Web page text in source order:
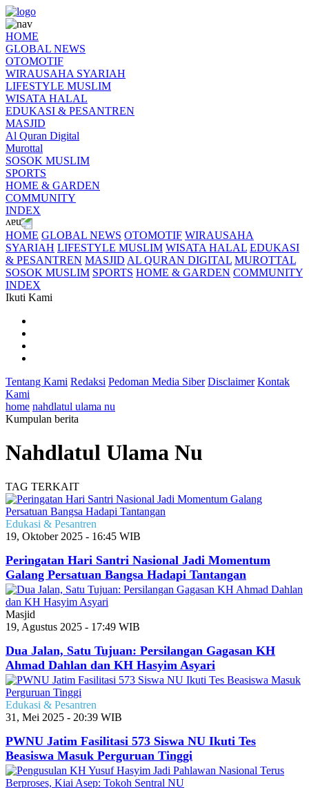
HOME
GLOBAL NEWS
OTOMOTIF
WIRAUSAHA SYARIAH
LIFESTYLE MUSLIM
WISATA HALAL
EDUKASI & PESANTREN
MASJID
Al Quran Digital
Murottal
SOSOK MUSLIM
SPORTS
HOME & GARDEN
COMMUNITY
INDEX
HOME GLOBAL NEWS OTOMOTIF WIRAUSAHA
SYARIAH LIFESTYLE MUSLIM WISATA HALAL EDUKASI
& PESANTREN MASJID AL QURAN DIGITAL MUROTTAL
SOSOK MUSLIM SPORTS HOME & GARDEN COMMUNITY
INDEX
Ikuti Kami
Tentang Kami Redaksi Pedoman Media Siber Disclaimer Kontak
Kami
home nahdlatul ulama nu
Kumpulan berita
Nahdlatul Ulama Nu
TAG TERKAIT
Edukasi & Pesantren
19, Oktober 2025 - 16:45 WIB
Peringatan Hari Santri Nasional Jadi Momentum
Galang Persatuan Bangsa Hadapi Tantangan
Masjid
19, Agustus 2025 - 17:49 WIB
Dua Jalan, Satu Tujuan: Persilangan Gagasan KH
Ahmad Dahlan dan KH Hasyim Asyari
Edukasi & Pesantren
31, Mei 2025 - 20:39 WIB
PWNU Jatim Fasilitasi 573 Siswa NU Ikuti Tes
Beasiswa Masuk Perguruan Tinggi